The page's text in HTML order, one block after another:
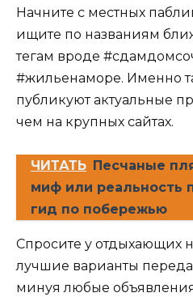
Начните с местных
ищите по названиям
тегам вроде
#жильенаморе. Именно
публикуют актуальные
чем на крупных сайтах.
ЧИТАТЬ Песчаные
миф или реальность
гид по побережью
Спросите у отдыхающих
лучшие варианты
минуя любые